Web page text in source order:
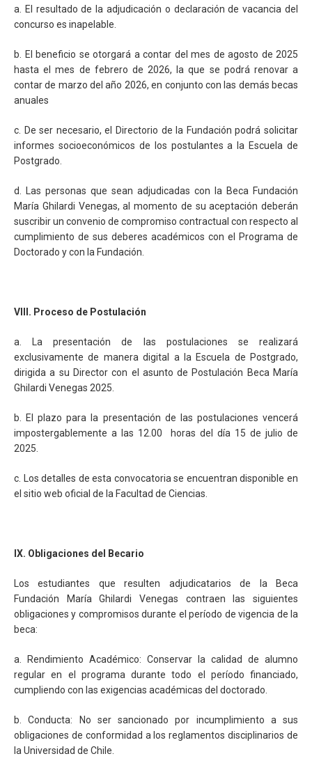
a. El resultado de la adjudicación o declaración de vacancia del
concurso es inapelable.
b. El beneficio se otorgará a contar del mes de agosto de 2025
hasta el mes de febrero de 2026, la que se podrá renovar a
contar de marzo del año 2026, en conjunto con las demás becas
anuales
c. De ser necesario, el Directorio de la Fundación podrá solicitar
informes socioeconómicos de los postulantes a la Escuela de
Postgrado.
d. Las personas que sean adjudicadas con la Beca Fundación
María Ghilardi Venegas, al momento de su aceptación deberán
suscribir un convenio de compromiso contractual con respecto al
cumplimiento de sus deberes académicos con el Programa de
Doctorado y con la Fundación.
VIII. Proceso de Postulación
a. La presentación de las postulaciones se realizará
exclusivamente de manera digital a la Escuela de Postgrado,
dirigida a su Director con el asunto de Postulación Beca María
Ghilardi Venegas 2025.
b. El plazo para la presentación de las postulaciones vencerá
impostergablemente a las 12.00 horas del día 15 de julio de
2025.
c. Los detalles de esta convocatoria se encuentran disponible en
el sitio web oficial de la Facultad de Ciencias.
IX. Obligaciones del Becario
Los estudiantes que resulten adjudicatarios de la Beca
Fundación María Ghilardi Venegas contraen las siguientes
obligaciones y compromisos durante el período de vigencia de la
beca:
a. Rendimiento Académico: Conservar la calidad de alumno
regular en el programa durante todo el período financiado,
cumpliendo con las exigencias académicas del doctorado.
b. Conducta: No ser sancionado por incumplimiento a sus
obligaciones de conformidad a los reglamentos disciplinarios de
la Universidad de Chile.